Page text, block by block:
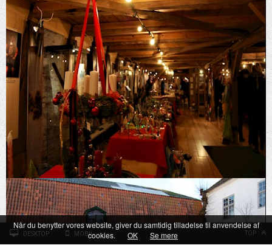
DESKTOP MOBIL TOP
Når du benytter vores website, giver du samtidig tilladelse til anvendelse af
cookies.
OK Se mere